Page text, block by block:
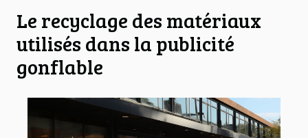
Le recyclage des matériaux
utilisés dans la publicité
gonflable